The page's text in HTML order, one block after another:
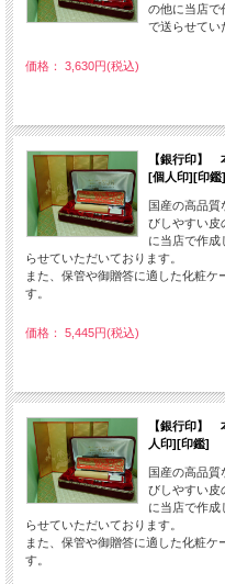
の他に当店で
で送らせてい
価格： 3,630円(税込)
【銀行印】
[個人印][印鑑]
国産の高品
びしやすい皮
に当店で作成
らせていただいております。
また、保管や御贈答に適した化粧ケ
す。
価格： 5,445円(税込)
【銀行印】
人印][印鑑]
国産の高品
びしやすい皮
に当店で作成
らせていただいております。
また、保管や御贈答に適した化粧ケ
す。